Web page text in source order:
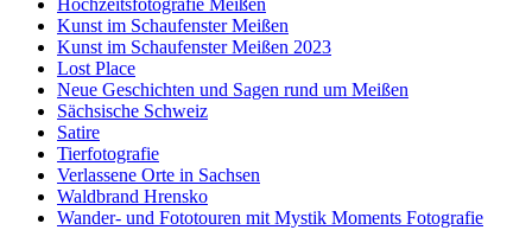
Hochzeitsfotografie Meißen
Kunst im Schaufenster Meißen
Kunst im Schaufenster Meißen 2023
Lost Place
Neue Geschichten und Sagen rund um Meißen
Sächsische Schweiz
Satire
Tierfotografie
Verlassene Orte in Sachsen
Waldbrand Hrensko
Wander- und Fototouren mit Mystik Moments Fotografie